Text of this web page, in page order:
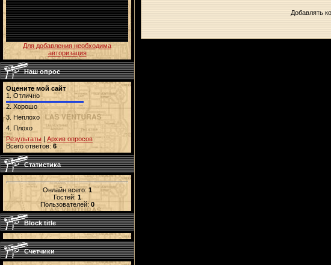
Для добавления необходима
авторизация
Наш опрос
Оцените мой сайт
1. Отлично
2.Хорошо
3. Неплохо
4. Плохо
Результаты
Архив опросов
Всего ответов: 6
Статистика
Онлайн всего:1
Гостей: 1
Пользователей: 0
Block title
Счетчики
Добавлять